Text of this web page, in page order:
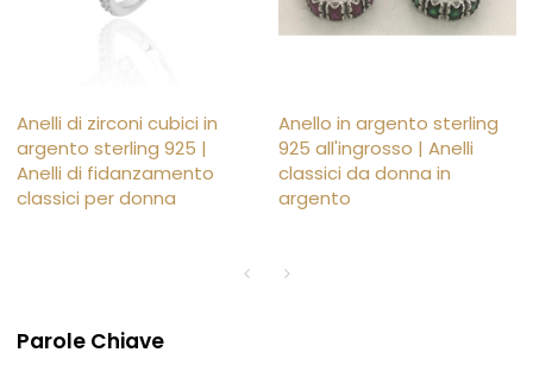
Anelli di zirconi cubici in
argento sterling 925 |
Anelli di fidanzamento
classici per donna
Anello in argento sterling
925 all'ingrosso | Anelli
classici da donna in
argento
Parole Chiave